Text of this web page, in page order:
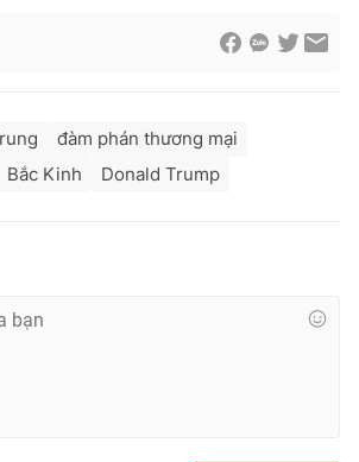
Ghi rõ nguồn VTV.vn khi phát hành lại
đàm phán thương mại
Bắc Kinh Donald Trump